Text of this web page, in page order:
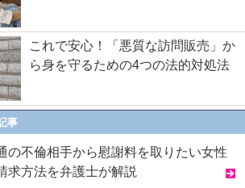
これで安心！「悪質な訪問販売」か
ら身を守るための4つの法的対処法
事
の不倫相手から慰謝料を取りたい女性
求方法を弁護士が解説